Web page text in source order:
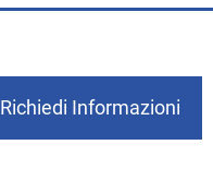
Richiedi Informazioni